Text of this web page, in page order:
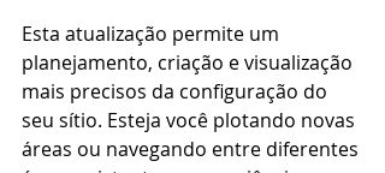
Esta atualização permite um
planejamento, criação e visualização
mais precisos da configuração do
seu sítio. Esteja você plotando novas
áreas ou navegando entre diferentes